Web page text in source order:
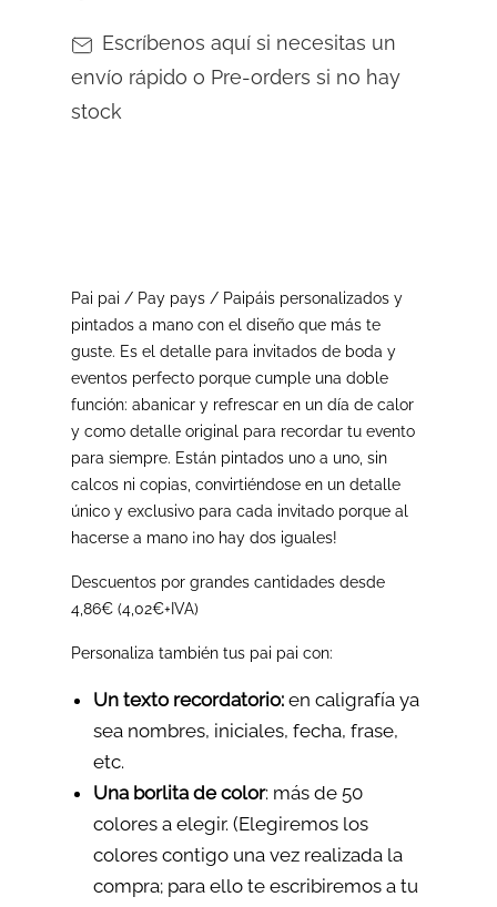
Escríbenos aquí si necesitas un
envío rápido o Pre-orders si no hay
stock
Pai pai / Pay pays / Paipáis personalizados y
pintados a mano con el diseño que más te
guste. Es el detalle para invitados de boda y
eventos perfecto porque cumple una doble
función: abanicar y refrescar en un día de calor
y como detalle original para recordar tu evento
para siempre. Están pintados uno a uno, sin
calcos ni copias, convirtiéndose en un detalle
único y exclusivo para cada invitado porque al
hacerse a mano ¡no hay dos iguales!
Descuentos por grandes cantidades desde
4,86€ (4,02€+IVA)
Personaliza también tus pai pai con:
Un texto recordatorio: en caligrafía ya
sea nombres, iniciales, fecha, frase,
etc.
Una borlita de color: más de 50
colores a elegir. (Elegiremos los
colores contigo una vez realizada la
compra; para ello te escribiremos a tu